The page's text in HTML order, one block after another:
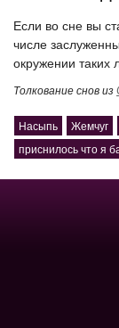
Если во сне вы
числе
окружении таких
Толкование снов из
Насыпь Жемчуг
приснилось что я